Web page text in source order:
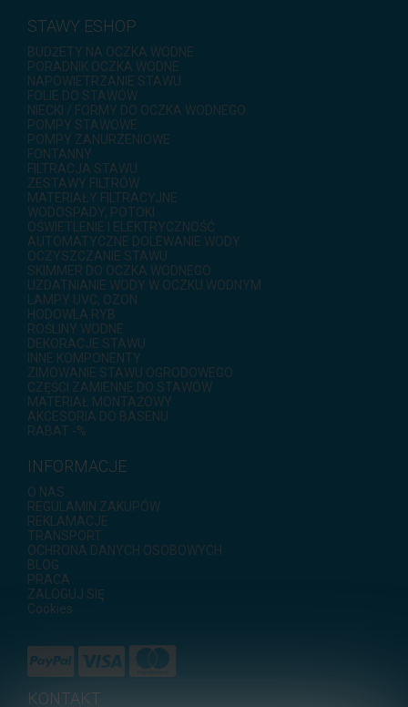
STAWY ESHOP
BUDŻETY NA OCZKA WODNE
PORADNIK OCZKA WODNE
NAPOWIETRZANIE STAWU
FOLIE DO STAWÓW
NIECKI / FORMY DO OCZKA WODNEGO
POMPY STAWOWE
POMPY ZANURZENIOWE
FONTANNY
FILTRACJA STAWU
ZESTAWY FILTRÓW
MATERIAŁY FILTRACYJNE
WODOSPADY, POTOKI
OŚWIETLENIE I ELEKTRYCZNOŚĆ
AUTOMATYCZNE DOLEWANIE WODY
OCZYSZCZANIE STAWU
SKIMMER DO OCZKA WODNEGO
UZDATNIANIE WODY W OCZKU WODNYM
LAMPY UVC, OZON
HODOWLA RYB
ROŚLINY WODNE
DEKORACJE STAWU
INNE KOMPONENTY
ZIMOWANIE STAWU OGRODOWEGO
CZĘŚCI ZAMIENNE DO STAWÓW
MATERIAŁ MONTAŻOWY
AKCESORIA DO BASENU
RABAT -%
INFORMACJE
O NAS
REGULAMIN ZAKUPÓW
REKLAMACJE
TRANSPORT
OCHRONA DANYCH OSOBOWYCH
BLOG
PRACA
ZALOGUJ SIĘ
Cookies
KONTAKT